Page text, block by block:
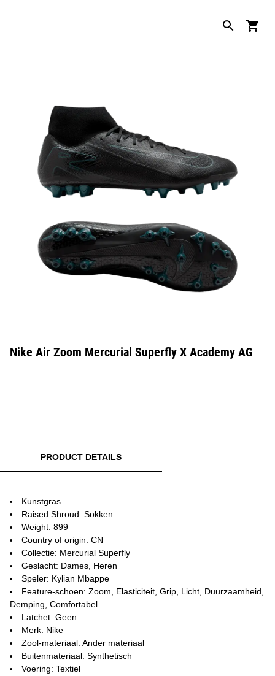
Nike Air Zoom Mercurial Superfly X Academy AG
PRODUCT DETAILS
Kunstgras
Raised Shroud: Sokken
Weight: 899
Country of origin: CN
Collectie: Mercurial Superfly
Geslacht: Dames, Heren
Speler: Kylian Mbappe
Feature-schoen: Zoom, Elasticiteit, Grip, Licht, Duurzaamheid,
Demping, Comfortabel
Latchet: Geen
Merk: Nike
Zool-materiaal: Ander materiaal
Buitenmateriaal: Synthetisch
Voering: Textiel